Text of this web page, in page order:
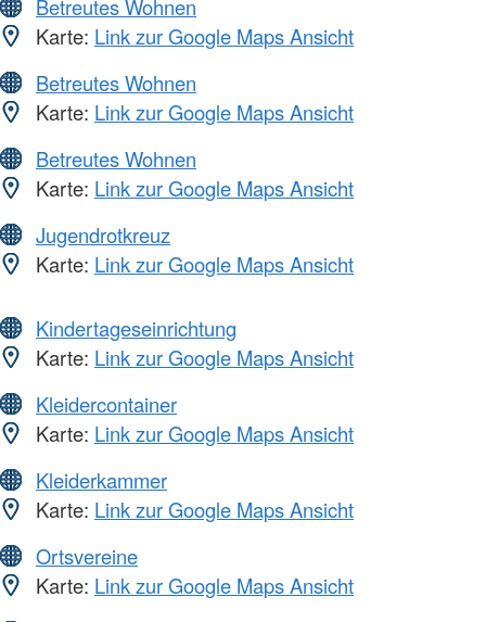
Betreutes Wohnen
Karte: Link zur Google Maps Ansicht
Betreutes Wohnen
Karte: Link zur Google Maps Ansicht
Betreutes Wohnen
Karte: Link zur Google Maps Ansicht
Jugendrotkreuz
Karte: Link zur Google Maps Ansicht
Kindertageseinrichtung
Karte: Link zur Google Maps Ansicht
Kleidercontainer
Karte: Link zur Google Maps Ansicht
Kleiderkammer
Karte: Link zur Google Maps Ansicht
Ortsvereine
Karte: Link zur Google Maps Ansicht